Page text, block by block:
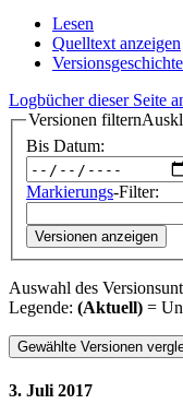
Lesen
Quelltext anzeigen
Versionsgeschichte
Logbücher dieser Seite
Versionen filtern
Bis Datum:
Markierungs-Filter:
Versionen anzeigen
Auswahl des
Legende: (Aktuell) =
3. Juli 2017